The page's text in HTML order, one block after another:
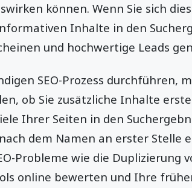
können. Wenn Sie sich
Inhalte in den
und hochwertige Leads
SEO-Prozess durchführen,
ob Sie zusätzliche Inhalte
Ihrer Seiten in den
dem Namen an erster Stelle
Probleme wie die Duplizierung
online bewerten und Ihre